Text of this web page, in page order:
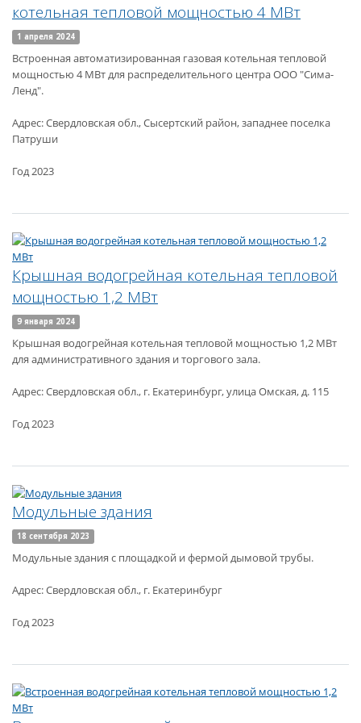
котельная тепловой мощностью 4 МВт
1 апреля 2024
Встроенная автоматизированная газовая котельная тепловой
мощностью 4 МВт для распределительного центра ООО "Сима-
Ленд".
Адрес: Свердловская обл., Сысертский район, западнее поселка
Патруши
Год 2023
Крышная водогрейная котельная тепловой
мощностью 1,2 МВт
9 января 2024
Крышная водогрейная котельная тепловой мощностью 1,2 МВт
для административного здания и торгового зала.
Адрес: Свердловская обл., г. Екатеринбург, улица Омская, д. 115
Год 2023
Модульные здания
18 сентября 2023
Модульные здания с площадкой и фермой дымовой трубы.
Адрес: Свердловская обл., г. Екатеринбург
Год 2023